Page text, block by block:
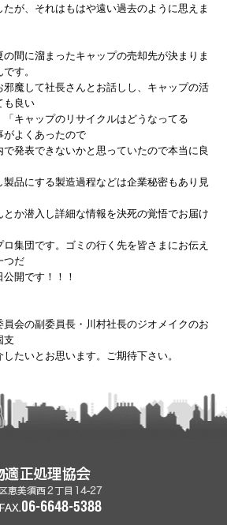
が、それはもはや遠い過去のように思えま
間に溜まったキャップの売却先が決まりま
す。
魔して社長さんとお話しし、キャップの活
も良い
「キャップのリサイクルはどうなってる
がよくあったので
発表できないかと思っていたので本当に良
製品にする製造過程などは企業秘密もあり見
か潜入し詳細な情報を決死の覚悟でお届け
集団です。ゴミの行く先を皆さまにお伝え
つだ
開です！！！
会の副委員長・川村社長のジオメイクのお
支
たいとお思います。ご期待下さい。